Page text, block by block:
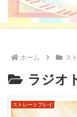
ホーム ス
ラジオ
ストレートプレイ